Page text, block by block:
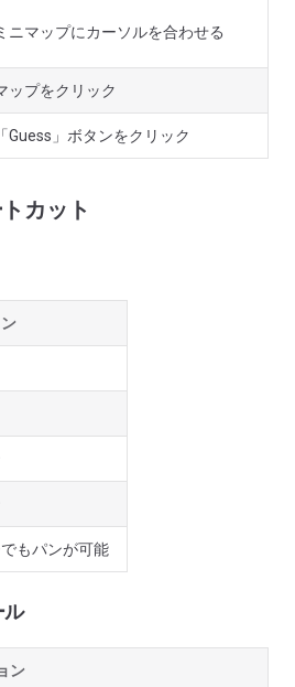
ニマップにカーソルを合わせる
ップをクリック
「Guess」ボタンをクリック
カット
もパンが可能
ル
ン